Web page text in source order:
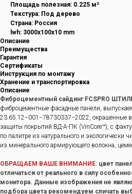
Площадь полезная: 0.225 м²
Текстура: Под дерево
Страна: Россия
lwh: 3000x100x10 mm
Описание
Преимущества
Гарантия
Сертификаты
Инструкция по монтажу
Хранение и транспортировка
Описание
Фиброцементный сайдинг FCSPRO
фиброцементные фасадные панели,
23.65.12−001−78730337−2022, окрашенные
защиты покрытий ВД-А-ПК (VinCore™), с
по палитре из натурального и экологически
из минерального армирующего волокна,
ОБРАЩАЕМ ВАШЕ ВНИМАНИЕ: цвет
отличаться от реального в силу
монитора. Данные изображения не
подбора цвета рекомендуем сличать